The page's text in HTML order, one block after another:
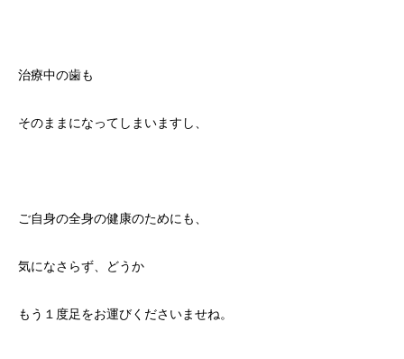
治療中の歯も
そのままになってしまいますし、
ご自身の全身の健康のためにも、
気になさらず、どうか
もう１度足をお運びくださいませね。